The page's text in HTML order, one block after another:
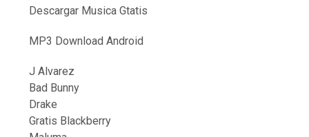
Descargar Musica Gtatis
MP3 Download Android
J Alvarez
Bad Bunny
Drake
Gratis Blackberry